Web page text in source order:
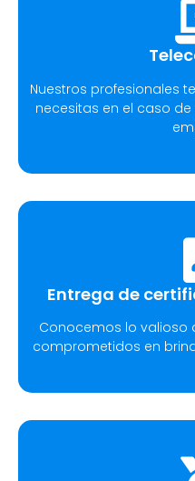
Nuestros profesionales
necesitas en el caso
Entrega de
Conocemos lo valioso
comprometidos en